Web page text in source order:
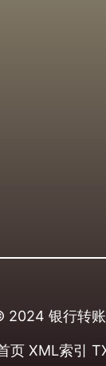
2024 银行转
页 XML索引